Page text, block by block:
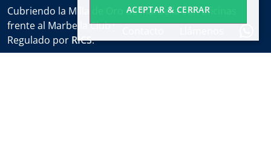
Cubriendo la Milla de Oro de Marbella con oficinas
frente al Marbella Club y en el Puente Romano.
Regulado por RICS.
ACEPTAR & CERRAR